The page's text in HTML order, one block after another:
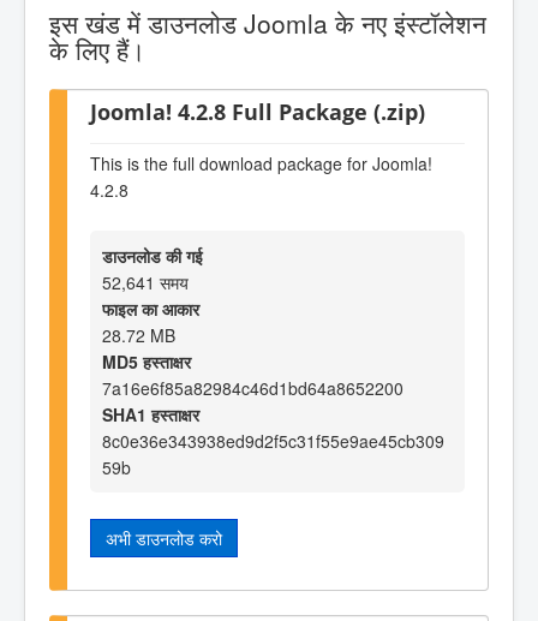
इस खंड में डाउनलोड Joomla के नए इंस्टॉलेशन
के लिए हैं।
Joomla! 4.2.8 Full Package (.zip)
This is the full download package for Joomla!
4.2.8
डाउनलोड की गई
52,641 समय
फाइल का आकार
28.72 MB
MD5 हस्ताक्षर
7a16e6f85a82984c46d1bd64a8652200
SHA1 हस्ताक्षर
8c0e36e343938ed9d2f5c31f55e9ae45cb309
59b
अभी डाउनलोड करो